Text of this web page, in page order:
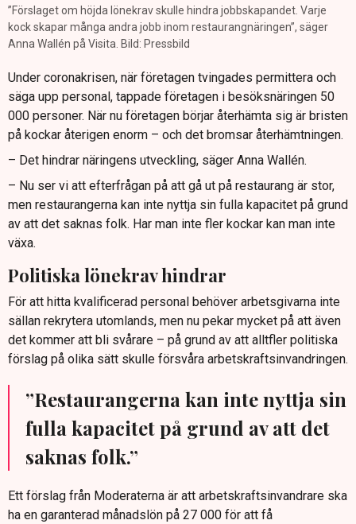
”Förslaget om höjda lönekrav skulle hindra jobbskapandet. Varje
kock skapar många andra jobb inom restaurangnäringen”, säger
Anna Wallén på Visita. Bild: Pressbild
Under coronakrisen, när företagen tvingades permittera och
säga upp personal, tappade företagen i besöksnäringen 50
000 personer. När nu företagen börjar återhämta sig är bristen
på kockar återigen enorm – och det bromsar återhämtningen.
– Det hindrar näringens utveckling, säger Anna Wallén.
– Nu ser vi att efterfrågan på att gå ut på restaurang är stor,
men restaurangerna kan inte nyttja sin fulla kapacitet på grund
av att det saknas folk. Har man inte fler kockar kan man inte
växa.
Politiska lönekrav hindrar
För att hitta kvalificerad personal behöver arbetsgivarna inte
sällan rekrytera utomlands, men nu pekar mycket på att även
det kommer att bli svårare – på grund av att alltfler politiska
förslag på olika sätt skulle försvåra arbetskraftsinvandringen.
”Restaurangerna kan inte nyttja sin
fulla kapacitet på grund av att det
saknas folk.”
Ett förslag från Moderaterna är att arbetskraftsinvandrare ska
ha en garanterad månadslön på 27 000 för att få